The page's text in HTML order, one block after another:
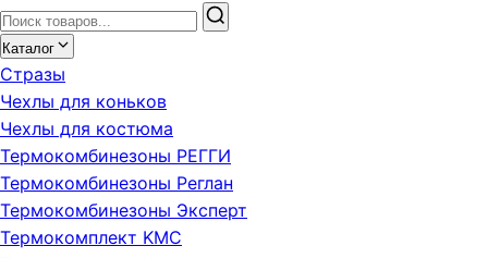
Каталог
Стразы
Чехлы для коньков
Чехлы для костюма
Термокомбинезоны РЕГГИ
Термокомбинезоны Реглан
Термокомбинезоны Эксперт
Термокомплект KMC